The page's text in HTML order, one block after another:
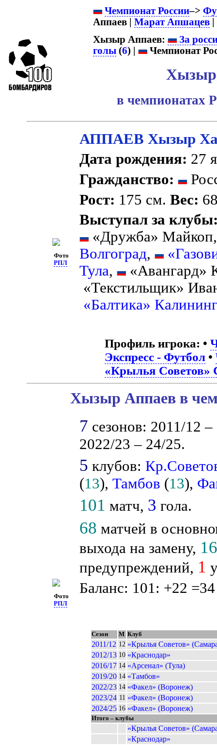
Чемпионат России–>
Аппаев | Марат Апшацев|
Хызыр Аппаев:
За
голы(6) | Чемпионат
Хызыр
в чемпионатах
Фото
РПЛ
АППАЕВ Хызыр
Дата рождения: 27
Гражданство:
Рост: 175 см.Вес:
Выступал за
«Дружба»
Волгоград,
Тула,
«Авангард»
«Текстильщик»
«Балтика»
Профиль игрока: •
Экспресс - Футбол•
«Крылья Советов»
Фото
РПЛ
Хызыр Аппаев в
7 сезонов: 2011/12
2022/23 – 24/25.
5 клубов:
(13),Тамбов (13),
101 матч, 3 гола.
68 матчей в
выхода на замену,
предупреждений, 1
Баланс: 101: +22
Сезон М Клуб
2011/12 12 «Крылья Советов»
2012/13 10 «Краснодар»
2016/17 14 «Арсенал» (Тула)
2019/20 14 «Тамбов»
2022/23 14 «Факел» (Воронеж)
2023/24 11 «Факел» (Воронеж)
2024/25 16 «Факел» (Воронеж)
Итого – клубы
«Крылья Советов»
«Краснодар»